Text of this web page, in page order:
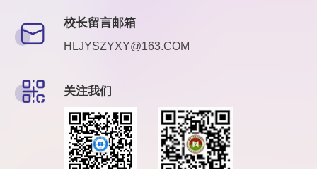
校长留言邮箱
HLJYSZYXY@163.COM
关注我们